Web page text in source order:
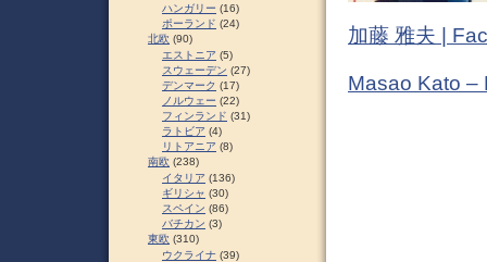
加藤 雅夫 |
Masao Kato –
ハンガリー (16)
ポーランド (24)
北欧 (90)
エストニア (5)
スウェーデン (27)
デンマーク (17)
ノルウェー (22)
フィンランド (31)
ラトビア (4)
リトアニア (8)
南欧 (238)
イタリア (136)
ギリシャ (30)
スペイン (86)
バチカン (3)
東欧 (310)
ウクライナ (39)